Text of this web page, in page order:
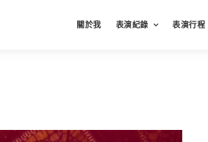
關於我 表演紀錄 表演行程